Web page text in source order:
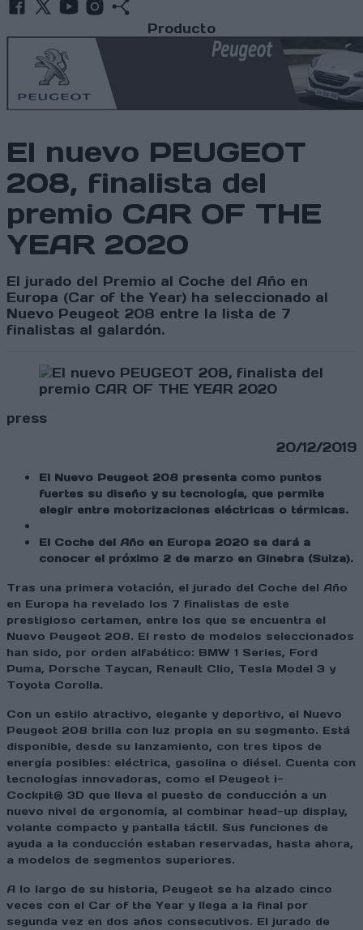
Producto
El nuevo PEUGEOT
208, finalista del
premio CAR OF THE
YEAR 2020
El jurado del Premio al Coche del Año en
Europa (Car of the Year) ha seleccionado al
Nuevo Peugeot 208 entre la lista de 7
finalistas al galardón.
press
20/12/2019
El Nuevo Peugeot 208 presenta como puntos
fuertes su diseño y su tecnología, que permite
elegir entre motorizaciones eléctricas o térmicas.
El Coche del Año en Europa 2020 se dará a
conocer el próximo 2 de marzo en Ginebra (Suiza).
Tras una primera votación, el jurado del Coche del Año
en Europa ha revelado los 7 finalistas de este
prestigioso certamen, entre los que se encuentra el
Nuevo Peugeot 208. El resto de modelos seleccionados
han sido, por orden alfabético: BMW 1 Series, Ford
Puma, Porsche Taycan, Renault Clio, Tesla Model 3 y
Toyota Corolla.
Con un estilo atractivo, elegante y deportivo, el Nuevo
Peugeot 208 brilla con luz propia en su segmento. Está
disponible, desde su lanzamiento, con tres tipos de
energía posibles: eléctrica, gasolina o diésel. Cuenta con
tecnologías innovadoras, como el Peugeot i-
Cockpit® 3D que lleva el puesto de conducción a un
nuevo nivel de ergonomía, al combinar head-up display,
volante compacto y pantalla táctil. Sus funciones de
ayuda a la conducción estaban reservadas, hasta ahora,
a modelos de segmentos superiores.
A lo largo de su historia, Peugeot se ha alzado cinco
veces con el Car of the Year y llega a la final por
segunda vez en dos años consecutivos. El jurado de